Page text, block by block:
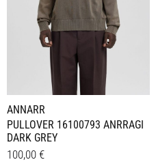
können
auf
der
Produktseite
gewählt
werden
ANNARR
PULLOVER 16100793 ANRRAGI
DARK GREY
100,00 €